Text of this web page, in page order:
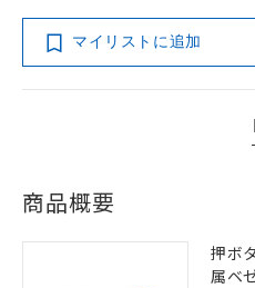
マイリストに追加
商品概要
押ボ
属ベ